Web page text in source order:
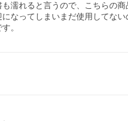
濡れると言うので、こちらの商
なってしまいまだ使用してな
。